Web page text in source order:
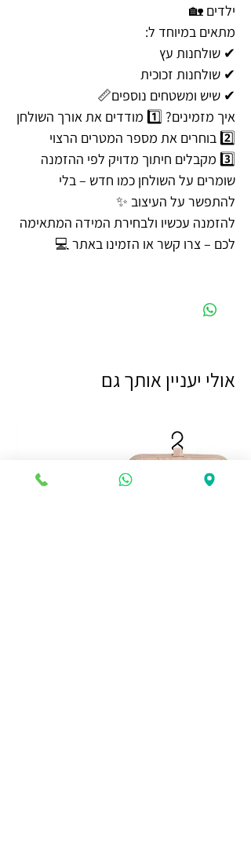
ילדים 🏡
מתאים במיוחד ל:
✔ שולחנות עץ
✔ שולחנות זכוכית
✔ שיש ומשטחים נוספים📏
איך מזמינים? 1️⃣ מודדים את אורך השולחן
2️⃣ בוחרים את מספר המטרים הרצוי
3️⃣ מקבלים חיתוך מדויק לפי ההזמנה
שומרים על השולחן כמו חדש – בלי
להתפשר על העיצוב ✨
להזמנה עכשיו ולבחירת המידה המתאימה
לכם – צרו קשר או הזמינו באתר 💻
אולי יעניין אותך גם